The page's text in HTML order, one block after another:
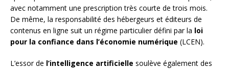
avec notamment une prescription très courte de trois mois.
De même, la responsabilité des hébergeurs et éditeurs de
contenus en ligne suit un régime particulier défini par la loi
pour la confiance dans l’économie numérique (LCEN).
L’essor de l’intelligence artificielle soulève également des